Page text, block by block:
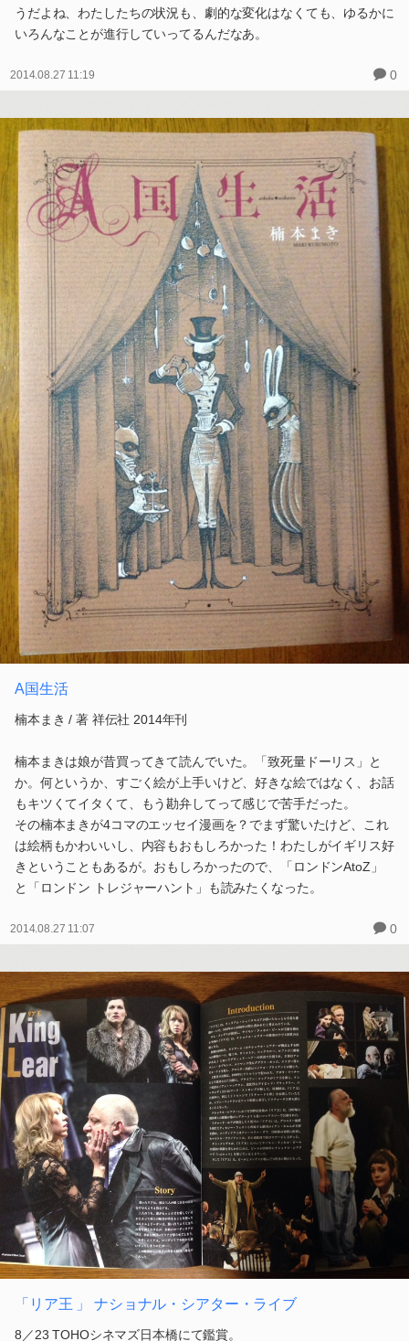
うだよね、わたしたちの状況も、劇的な変化はなくても、ゆるかに
いろんなことが進行していってるんだなあ。
2014.08.27 11:19 0
A国生活
楠本まき / 著 祥伝社 2014年刊
楠本まきは娘が昔買ってきて読んでいた。「致死量ドーリス」と
か。何というか、すごく絵が上手いけど、好きな絵ではなく、お話
もキツくてイタくて、もう勘弁してって感じで苦手だった。
その楠本まきが4コマのエッセイ漫画を？でまず驚いたけど、これ
は絵柄もかわいいし、内容もおもしろかった！わたしがイギリス好
きということもあるが。おもしろかったので、「ロンドンAtoZ」
と「ロンドン トレジャーハント」も読みたくなった。
2014.08.27 11:07 0
「リア王 」 ナショナル・シアター・ライブ
8／23 TOHOシネマズ日本橋にて鑑賞。